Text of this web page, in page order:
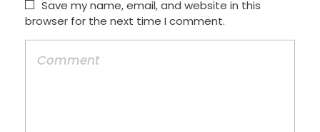
Save my name, email, and website in this
browser for the next time I comment.